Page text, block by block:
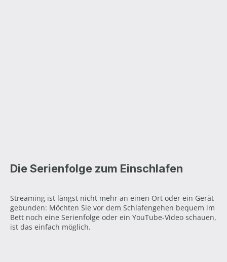
Die Serienfolge zum Einschlafen
Streaming ist längst nicht mehr an einen Ort oder ein Gerät
gebunden: Möchten Sie vor dem Schlafengehen bequem im
Bett noch eine Serienfolge oder ein YouTube-Video schauen,
ist das einfach möglich.